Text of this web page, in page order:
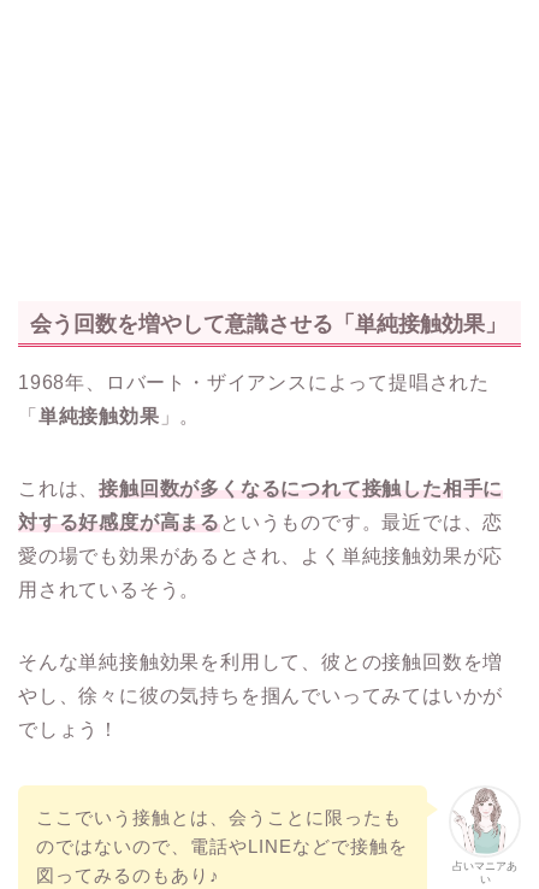
会う回数を増やして意識させる「単純接触効果」
1968年、ロバート・ザイアンスによって提唱された
「 単純接触効果 」。
これは、接触回数が多くなるにつれて接触した相手に
対する好感度が高まる というものです。最近では、恋
愛の場でも効果があるとされ、よく単純接触効果が応
用されているそう。
そんな単純接触効果を利用して、彼との接触回数を増
やし、徐々に彼の気持ちを掴んでいってみてはいかが
でしょう！
占いマニアあ
い
ここでいう接触とは、会うことに限ったも
のではないので、電話やLINEなどで接触を
図ってみるのもあり♪